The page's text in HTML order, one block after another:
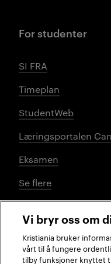
For studenter
SI FRA
Timeplan
StudentWeb
Læringsportalen
Eksamen
Se flere
Sosiale medier
Vi bryr oss om
Kristiania bruker
vårt til å fungere
tilby funksjoner knyttet